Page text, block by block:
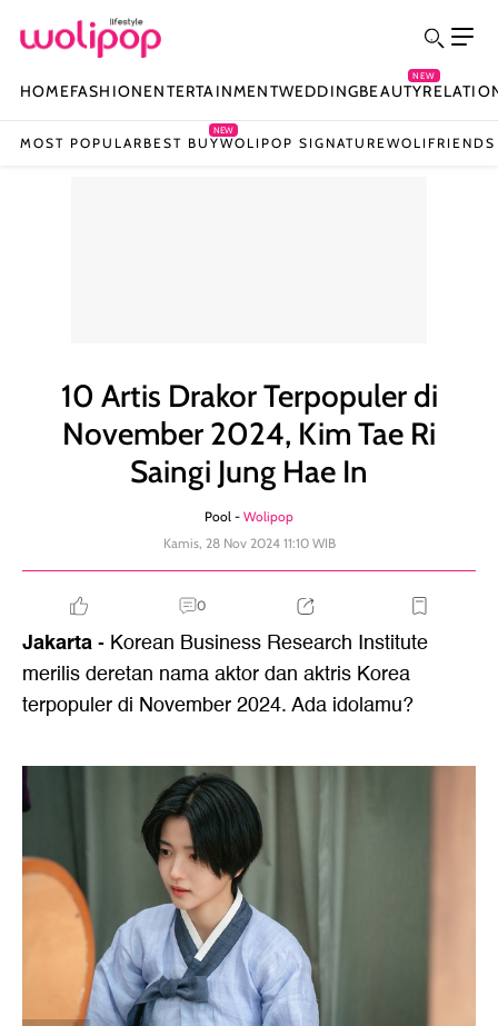
HOMEFASHIONENTERTAINMENTWEDDINGBEAUTY
NEW
MOST POPULAR BEST BUY
NEW
WOLIPOP SIGNATUREWOLIFRIENDS
10 Artis Drakor Terpopuler di
November 2024, Kim Tae Ri
Saingi Jung Hae In
Pool - Wolipop
Kamis, 28 Nov 2024 11:10 WIB
0
Jakarta- Korean Business Research Institute
merilis deretan nama aktor dan aktris Korea
terpopuler di November 2024. Ada idolamu?